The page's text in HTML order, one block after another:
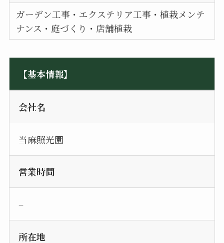
ガーデン工事・エクステリア工事・植栽メンテ
ナンス・庭づくり・店舗植栽
【基本情報】
会社名
当麻照光園
営業時間
–
所在地